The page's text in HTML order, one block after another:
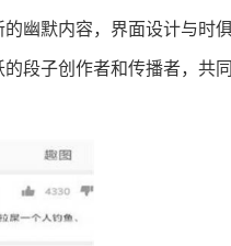
幽默内容，界面设计与时
段子创作者和传播者，共